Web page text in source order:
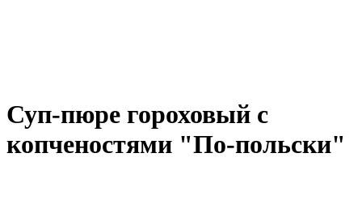
Суп-пюре гороховый с
копченостями "По-польски"